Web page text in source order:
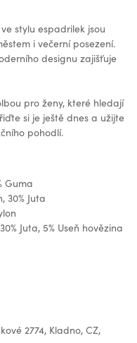
stylu espadrilek jsou
i večerní posezení.
designu zajišťuje
pro ženy, které hledají
si je ještě dnes a užijte
pohodlí.
Guma
30% Juta
Juta, 5% Useň hovězina
2774, Kladno, CZ,